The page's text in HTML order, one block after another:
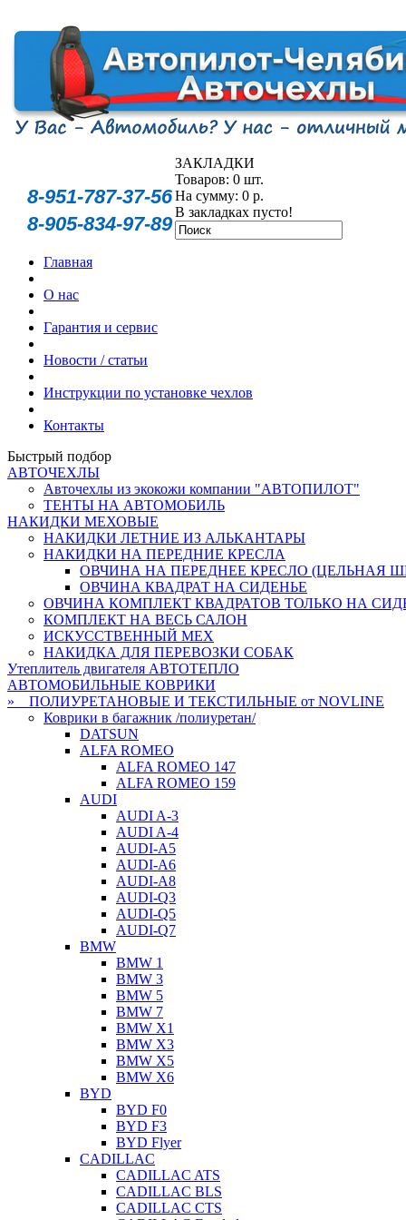
8-951-787-37-56
8-905-834-97-89
ЗАКЛАДКИ
Товаров: 0 шт.
На сумму: 0 р.
В закладках пусто!
Главная
О нас
Гарантия и сервис
Новости / статьи
Инструкции по установке чехлов
Контакты
Быстрый подбор
АВТОЧЕХЛЫ
Авточехлы из экокожи компании "АВТОПИЛОТ"
ТЕНТЫ НА АВТОМОБИЛЬ
НАКИДКИ МЕХОВЫЕ
НАКИДКИ ЛЕТНИЕ ИЗ АЛЬКАНТАРЫ
НАКИДКИ НА ПЕРЕДНИЕ КРЕСЛА
ОВЧИНА НА ПЕРЕДНЕЕ КРЕСЛО (ЦЕЛЬНАЯ
ОВЧИНА КВАДРАТ НА СИДЕНЬЕ
ОВЧИНА КОМПЛЕКТ КВАДРАТОВ ТОЛЬКО НА
КОМПЛЕКТ НА ВЕСЬ САЛОН
ИСКУССТВЕННЫЙ МЕХ
НАКИДКА ДЛЯ ПЕРЕВОЗКИ СОБАК
Утеплитель двигателя АВТОТЕПЛО
АВТОМОБИЛЬНЫЕ КОВРИКИ
» ПОЛИУРЕТАНОВЫЕ И ТЕКСТИЛЬНЫЕ от NOVLINE
Коврики в багажник /полиуретан/
DATSUN
ALFA ROMEO
ALFA ROMEO 147
ALFA ROMEO 159
AUDI
AUDI A-3
AUDI A-4
AUDI-A5
AUDI-A6
AUDI-A8
AUDI-Q3
AUDI-Q5
AUDI-Q7
BMW
BMW 1
BMW 3
BMW 5
BMW 7
BMW X1
BMW X3
BMW X5
BMW X6
BYD
BYD F0
BYD F3
BYD Flyer
CADILLAC
CADILLAC ATS
CADILLAC BLS
CADILLAC CTS